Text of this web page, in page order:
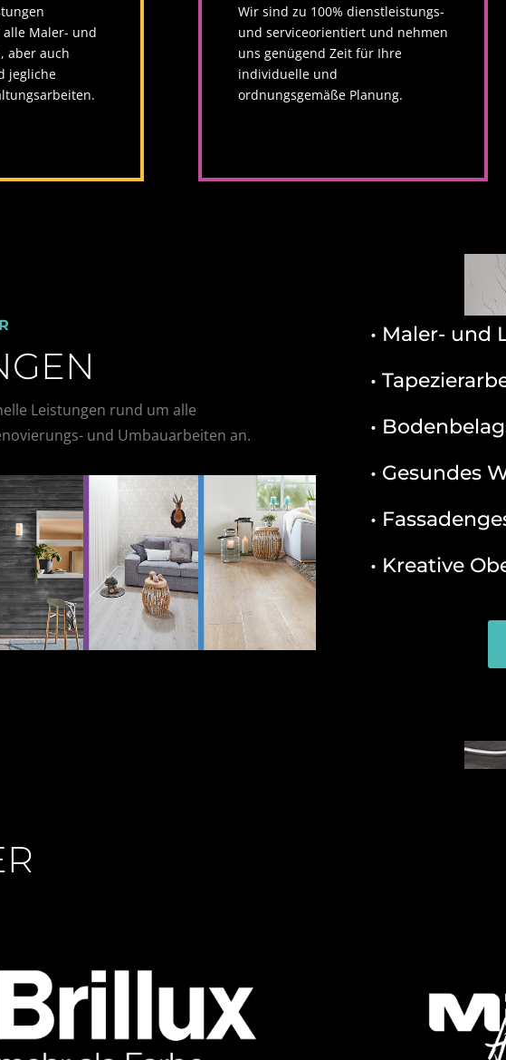
alle Maler- und
aber auch
jegliche
Wir sind zu 100% dienstleistungs-
und serviceorientiert und nehmen
uns genügend Zeit für Ihre
individuelle und
ordnungsgemäße Planung.
Leistungen rund um alle
und Umbauarbeiten an.
• Maler- und
•
•
• Gesundes
•
• Kreative